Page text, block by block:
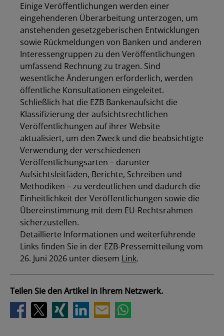
Einige Veröffentlichungen werden einer
eingehenderen Überarbeitung unterzogen, um
anstehenden gesetzgeberischen Entwicklungen
sowie Rückmeldungen von Banken und anderen
Interessengruppen zu den Veröffentlichungen
umfassend Rechnung zu tragen. Sind
wesentliche Änderungen erforderlich, werden
öffentliche Konsultationen eingeleitet.
Schließlich hat die EZB Bankenaufsicht die
Klassifizierung der aufsichtsrechtlichen
Veröffentlichungen auf ihrer Website
aktualisiert, um den Zweck und die beabsichtigte
Verwendung der verschiedenen
Veröffentlichungsarten – darunter
Aufsichtsleitfäden, Berichte, Schreiben und
Methodiken – zu verdeutlichen und dadurch die
Einheitlichkeit der Veröffentlichungen sowie die
Übereinstimmung mit dem EU-Rechtsrahmen
sicherzustellen.
Detaillierte Informationen und weiterführende
Links finden Sie in der EZB-Pressemitteilung vom
26. Juni 2026 unter diesem Link.
Teilen Sie den Artikel in Ihrem Netzwerk.
Los